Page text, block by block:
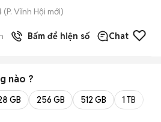
(P. Vĩnh Hội mới)
Bấm để hiện số Chat
nào ?
GB 256 GB 512 GB 1 TB